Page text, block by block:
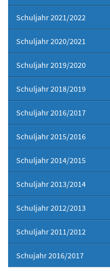
Schuljahr 2021/2022
Schuljahr 2020/2021
Schuljahr 2019/2020
Schuljahr 2018/2019
Schuljahr 2016/2017
Schuljahr 2015/2016
Schuljahr 2014/2015
Schuljahr 2013/2014
Schuljahr 2012/2013
Schuljahr 2011/2012
Schujahr 2016/2017